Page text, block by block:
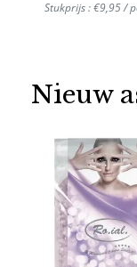
Stukprijs : €9,95 /
Nieuw